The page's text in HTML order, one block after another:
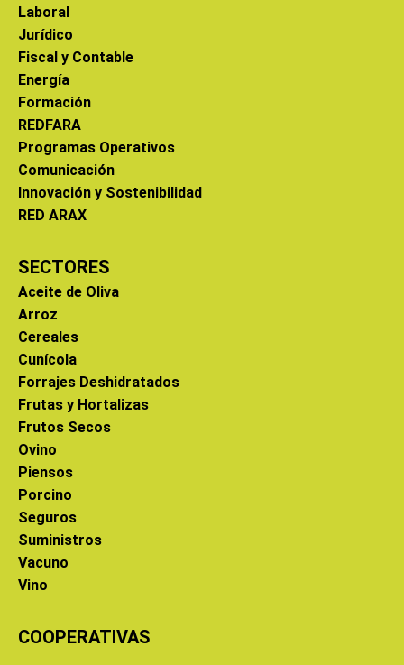
Laboral
Jurídico
Fiscal y Contable
Energía
Formación
REDFARA
Programas Operativos
Comunicación
Innovación y Sostenibilidad
RED ARAX
SECTORES
Aceite de Oliva
Arroz
Cereales
Cunícola
Forrajes Deshidratados
Frutas y Hortalizas
Frutos Secos
Ovino
Piensos
Porcino
Seguros
Suministros
Vacuno
Vino
COOPERATIVAS